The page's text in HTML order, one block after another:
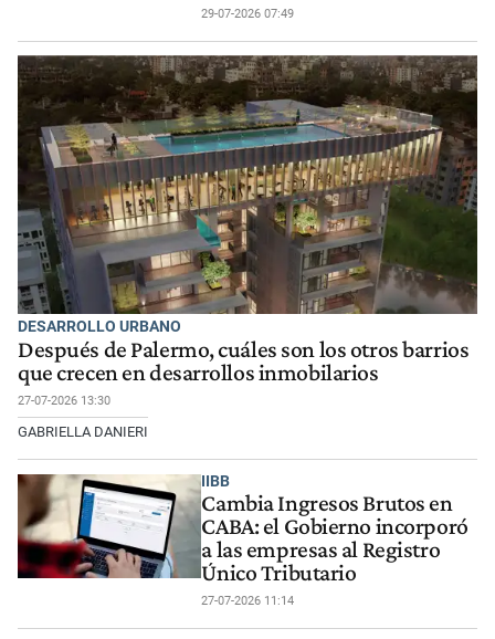
29-07-2026 07:49
DESARROLLO URBANO
Después de Palermo, cuáles son los otros barrios
que crecen en desarrollos inmobilarios
27-07-2026 13:30
GABRIELLA DANIERI
IIBB
Cambia Ingresos Brutos en
CABA: el Gobierno incorporó
a las empresas al Registro
Único Tributario
27-07-2026 11:14